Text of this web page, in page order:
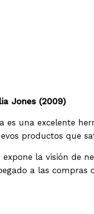
Jones (2009)
es una excelente
productos que
expone la visión de
a las compras